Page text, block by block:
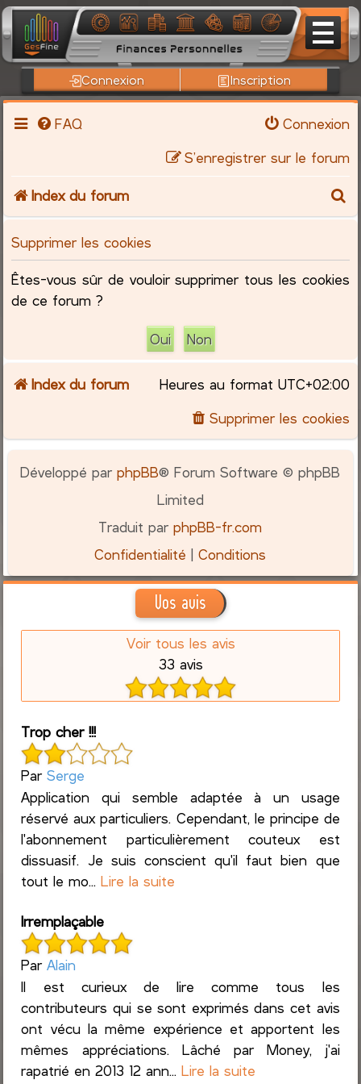
Connexion Inscription
FAQ
Connexion
S’enregistrer sur le forum
Index du forum
c
r
c
h
Supprimer les cookies
Êtes-vous sûr de vouloir supprimer tous les cookies
de ce forum ?
Index du forum Heures au format UTC+02:00
Supprimer les cookies
Développé parphpBB® Forum Software © phpBB
Limited
Traduit parphpBB-fr.com
Confidentialité |Conditions
Vos avis
Voir tous les avis
33 avis
Trop cher !!!
ParSerge
Application qui semble adaptée à un usage
réservé aux particuliers. Cependant, le principe de
l'abonnement particulièrement couteux est
dissuasif. Je suis conscient qu'il faut bien que
tout le mo...Lire la suite
Irremplaçable
ParAlain
Il est curieux de lire comme tous les
contributeurs qui se sont exprimés dans cet avis
ont vécu la même expérience et apportent les
mêmes appréciations. Lâché par Money, j'ai
rapatrié en 2013 12 ann...Lire la suite